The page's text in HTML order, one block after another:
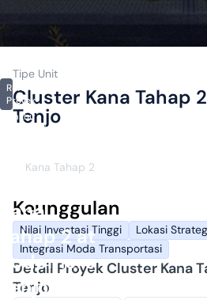
Referensi
Proyek
Terakhir
diperbarui
Kana
Tahap 2 at
Podomoro
Tenjo
Tipe Unit
Cluster Kana Tahap
Tenjo
Kana Tahap 2
Keunggulan
Nilai Investasi Tinggi
Lokasi
Integrasi Moda Transportasi
Detail Proyek Cluster Kana
Tenjo